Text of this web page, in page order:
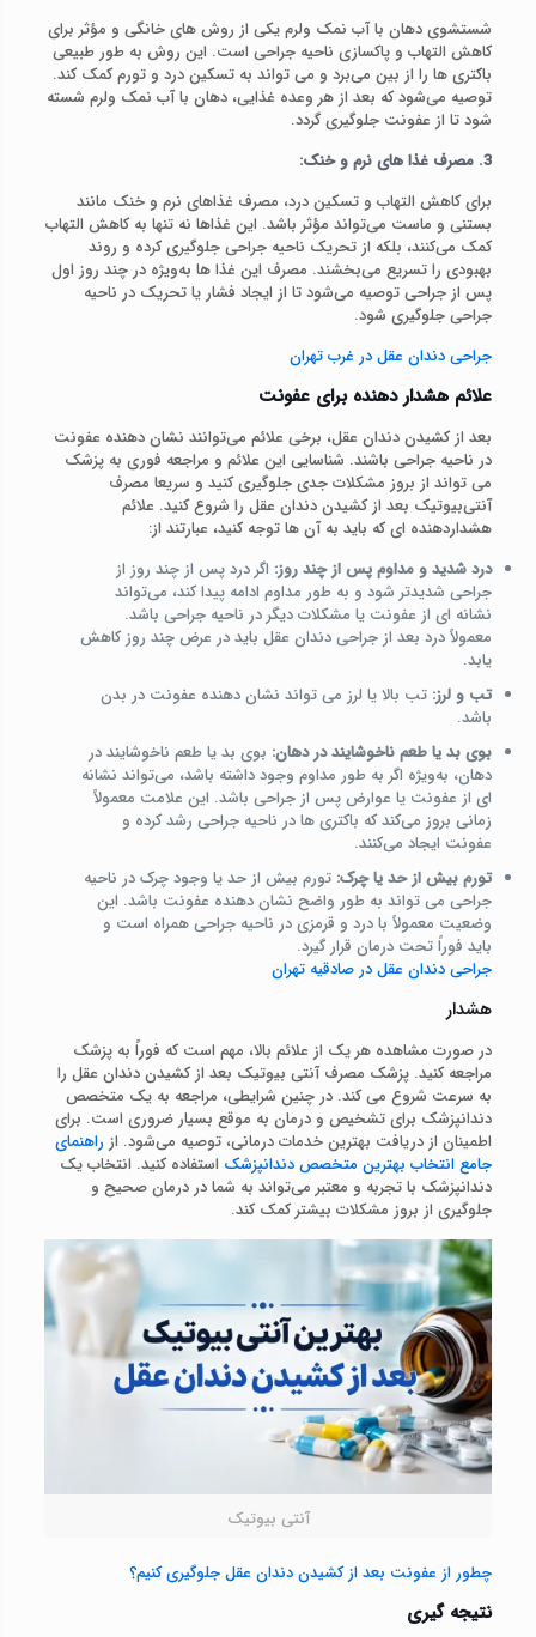
شستشوی دهان با آب نمک ولرم یکی از روش‌ های خانگی و مؤثر برای
کاهش التهاب و پاکسازی ناحیه جراحی است. این روش به طور طبیعی
باکتری‌ ها را از بین می‌برد و می‌ تواند به تسکین درد و تورم کمک کند.
توصیه می‌شود که بعد از هر وعده غذایی، دهان با آب نمک ولرم شسته
شود تا از عفونت جلوگیری گردد.
3. مصرف غذا های نرم و خنک:
برای کاهش التهاب و تسکین درد، مصرف غذاهای نرم و خنک مانند
بستنی و ماست می‌تواند مؤثر باشد. این غذاها نه تنها به کاهش التهاب
کمک می‌کنند، بلکه از تحریک ناحیه جراحی جلوگیری کرده و روند
بهبودی را تسریع می‌بخشند. مصرف این غذا ها به‌ویژه در چند روز اول
پس از جراحی توصیه می‌شود تا از ایجاد فشار یا تحریک در ناحیه
جراحی جلوگیری شود.
جراحی دندان عقل در غرب تهران
علائم هشدار دهنده برای عفونت
بعد از کشیدن دندان عقل، برخی علائم می‌توانند نشان‌ دهنده عفونت
در ناحیه جراحی باشند. شناسایی این علائم و مراجعه فوری به پزشک
می‌ تواند از بروز مشکلات جدی جلوگیری کنید و سریعا مصرف
آنتی‌بیوتیک بعد از کشیدن دندان عقل را شروع کنید. علائم
هشداردهنده‌ ای که باید به آن‌ ها توجه کنید، عبارتند از:
درد شدید و مداوم پس از چند روز: اگر درد پس از چند روز از
جراحی شدیدتر شود و به‌ طور مداوم ادامه پیدا کند، می‌تواند
نشانه‌ ای از عفونت یا مشکلات دیگر در ناحیه جراحی باشد.
معمولاً درد بعد از جراحی دندان عقل باید در عرض چند روز کاهش
یابد.
تب و لرز: تب بالا یا لرز می‌ تواند نشان‌ دهنده عفونت در بدن
باشد.
بوی بد یا طعم ناخوشایند در دهان: بوی بد یا طعم ناخوشایند در
دهان، به‌ویژه اگر به‌ طور مداوم وجود داشته باشد، می‌تواند نشانه‌
ای از عفونت یا عوارض پس از جراحی باشد. این علامت معمولاً
زمانی بروز می‌کند که باکتری‌ ها در ناحیه جراحی رشد کرده و
عفونت ایجاد می‌کنند.
تورم بیش از حد یا چرک: تورم بیش از حد یا وجود چرک در ناحیه
جراحی می‌ تواند به‌ طور واضح نشان‌ دهنده عفونت باشد. این
وضعیت معمولاً با درد و قرمزی در ناحیه جراحی همراه است و
باید فوراً تحت درمان قرار گیرد.
جراحی دندان عقل در صادقیه تهران
هشدار
در صورت مشاهده هر یک از علائم بالا، مهم است که فوراً به پزشک
مراجعه کنید. پزشک مصرف آنتی بیوتیک بعد از کشیدن دندان عقل را
به سرعت شروع می کند. در چنین شرایطی، مراجعه به یک متخصص
دندانپزشک برای تشخیص و درمان به موقع بسیار ضروری است. برای
اطمینان از دریافت بهترین خدمات درمانی، توصیه می‌شود. از راهنمای
جامع انتخاب بهترین متخصص دندانپزشک استفاده کنید. انتخاب یک
دندانپزشک با تجربه و معتبر می‌تواند به شما در درمان صحیح و
جلوگیری از بروز مشکلات بیشتر کمک کند.
آنتی بیوتیک
چطور از عفونت بعد از کشیدن دندان عقل جلوگیری کنیم؟
نتیجه گیری